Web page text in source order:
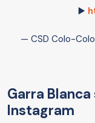
▶️
— CSD Colo-
Garra
Instagram